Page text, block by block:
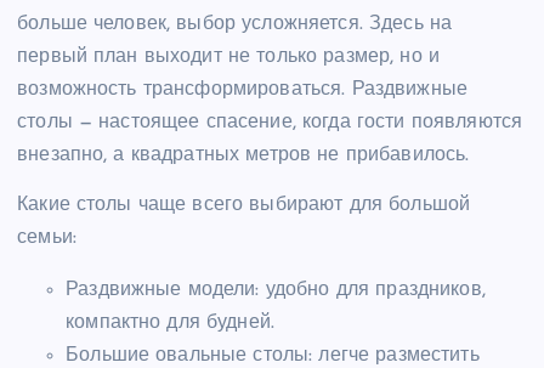
больше человек, выбор усложняется. Здесь на
первый план выходит не только размер, но и
возможность трансформироваться. Раздвижные
столы — настоящее спасение, когда гости появляются
внезапно, а квадратных метров не прибавилось.
Какие столы чаще всего выбирают для большой
семьи:
Раздвижные модели: удобно для праздников,
компактно для будней.
Большие овальные столы: легче разместить